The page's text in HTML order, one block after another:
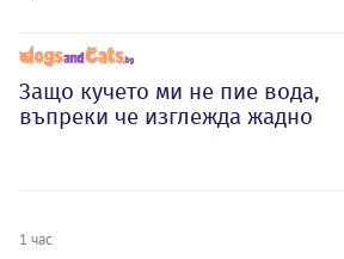
Защо кучето ми не пие вода,
въпреки че изглежда жадно
1 час